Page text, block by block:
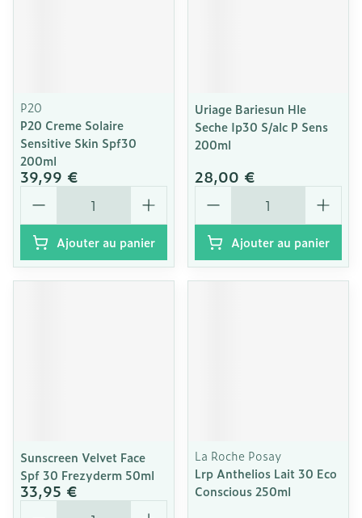
P20
P20 Creme Solaire
Sensitive Skin Spf30
200ml
39,99 €
Quantité
Ajouter au panier
Uriage Bariesun Hle
Seche Ip30 S/alc P Sens
200ml
28,00 €
Quantité
Ajouter au panier
Sunscreen Velvet Face
Spf 30 Frezyderm 50ml
33,95 €
Quantité
La Roche Posay
Lrp Anthelios Lait 30 Eco
Conscious 250ml